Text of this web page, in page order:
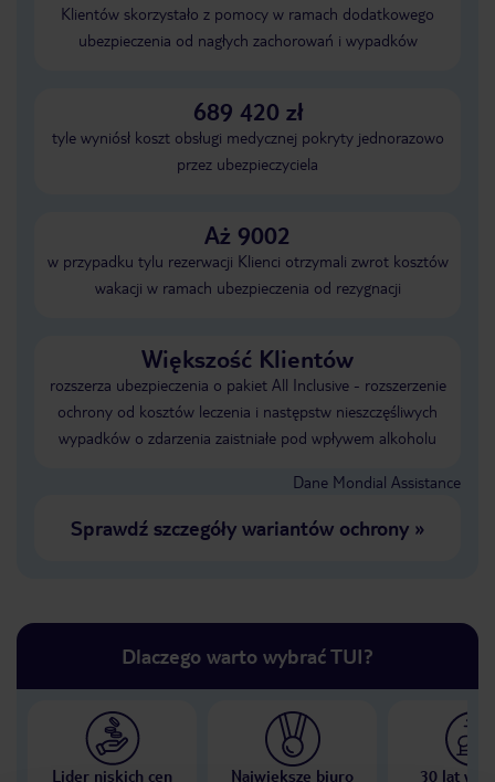
Klientów skorzystało z pomocy w ramach dodatkowego
ubezpieczenia od nagłych zachorowań i wypadków
689 420 zł
tyle wyniósł koszt obsługi medycznej pokryty jednorazowo
przez ubezpieczyciela
Aż 9002
w przypadku tylu rezerwacji Klienci otrzymali zwrot kosztów
wakacji w ramach ubezpieczenia od rezygnacji
Większość Klientów
rozszerza ubezpieczenia o pakiet All Inclusive - rozszerzenie
ochrony od kosztów leczenia i następstw nieszczęśliwych
wypadków o zdarzenia zaistniałe pod wpływem alkoholu
Dane Mondial Assistance
Sprawdź szczegóły wariantów ochrony»
Dlaczego warto wybrać TUI?
Lider niskich cen Największe biuro 30 lat w